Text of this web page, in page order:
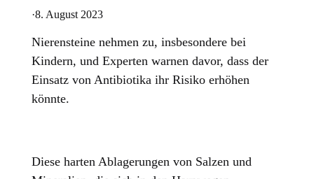
·8. August 2023
Nierensteine nehmen zu, insbesondere bei
Kindern, und Experten warnen davor, dass der
Einsatz von Antibiotika ihr Risiko erhöhen
könnte.
Diese harten Ablagerungen von Salzen und